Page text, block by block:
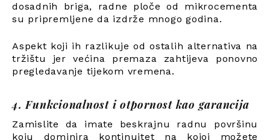
dosadnih briga, radne ploče od mikrocementa
su pripremljene da izdrže mnogo godina.
Aspekt koji ih razlikuje od ostalih alternativa na
tržištu jer većina premaza zahtijeva ponovno
pregledavanje tijekom vremena.
4. Funkcionalnost i otpornost kao garancija
Zamislite da imate beskrajnu radnu površinu
koju dominira kontinuitet na kojoj možete